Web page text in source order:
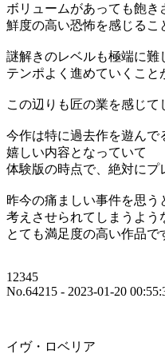
ボリュームがあっても飽き
鮮度の高い恐怖を感じるこ
謎解きのレベルも極端に難
テンポよく進めていくこと
この辺りも匠の業を感じて
今作は特に過去作を遊んで
嬉しい内容となっていて
体験版の時点で、絶対にプ
昨今の痛ましい事件を思う
考えさせられてしまうよう
とても満足度の高い作品で
12345
No.64215 - 2023-01-20
イヴ・ロベリア